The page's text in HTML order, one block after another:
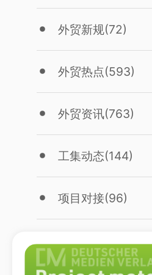
外贸新规(72)
外贸热点(593)
外贸资讯(763)
工集动态(144)
项目对接(96)